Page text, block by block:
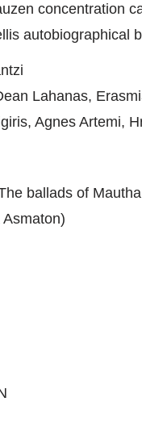
concentration
autobiographical
Lahanas,
Agnes Artemi,
ballads of